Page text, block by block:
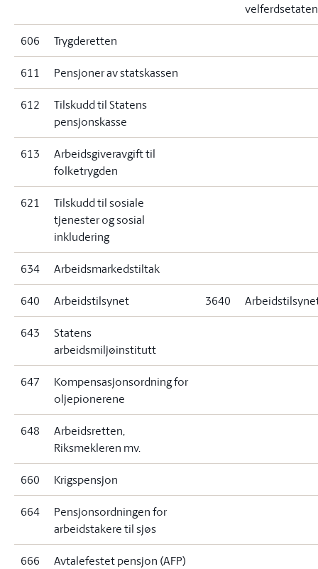
velferdsetaten
606 Trygderetten
611 Pensjoner av statskassen
612
Tilskudd til Statens
pensjonskasse
613
Arbeidsgiveravgift til
folketrygden
621
Tilskudd til sosiale
tjenester og sosial
inkludering
634 Arbeidsmarkedstiltak
640 Arbeidstilsynet 3640
643
Statens
arbeidsmiljøinstitutt
647
Kompensasjonsordning for
oljepionerene
648
Arbeidsretten,
Riksmekleren mv.
660 Krigspensjon
664
Pensjonsordningen for
arbeidstakere til sjøs
666 Avtalefestet pensjon (AFP)